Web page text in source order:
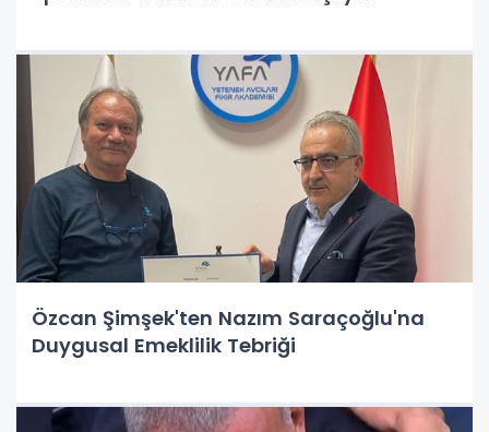
Özcan Şimşek'ten Nazım Saraçoğlu'na
Duygusal Emeklilik Tebriği